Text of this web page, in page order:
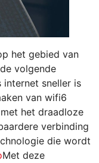
het gebied van
volgende
sneller is
van wifi6
het draadloze
verbinding
die wordt
Met deze